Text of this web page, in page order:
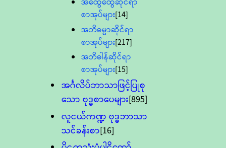
စာအုပ်များ[14]
အဘိဓမ္မာဆိုင်ရာ
စာအုပ်များ[217]
အဘိဓါန်ဆိုင်ရာ
စာအုပ်များ[15]
အင်္ဂလိပ်ဘာသာဖြင့်ပြုစု
သော ဗုဒ္ဓစာပေများ[895]
လူငယ်ကဏ္ဍ ဗုဒ္ဓဘာသာ
သင်ခန်းစာ[16]